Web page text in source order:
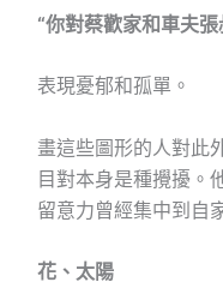
“你對蔡歡家和車夫張
表現憂郁和孤單。
畫這些圖形的人對此
目對本身是種攪擾。
留意力曾經集中到自
花、太陽